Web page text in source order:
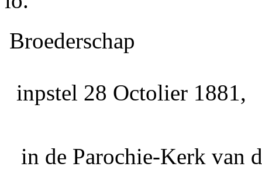
Broederschap
inpstel 28 Octolier 1881,
in de Parochie-Kerk van